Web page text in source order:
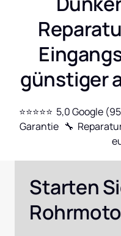
günstiger
⭐⭐⭐⭐⭐  5,0 Google
Garantie   🔧
Starten